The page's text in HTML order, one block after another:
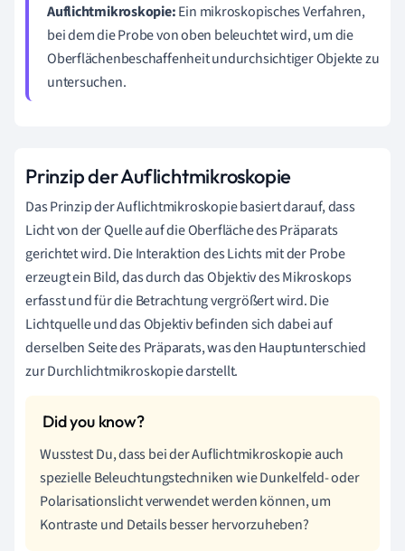
Auflichtmikroskopie:Ein mikroskopisches Verfahren,
bei dem die Probe von oben beleuchtet wird, um die
Oberflächenbeschaffenheit undurchsichtiger Objekte zu
untersuchen.
Prinzip der Auflichtmikroskopie
Das Prinzip der Auflichtmikroskopie basiert darauf, dass
Licht von der Quelle auf die Oberfläche des Präparats
gerichtet wird. Die Interaktion des Lichts mit der Probe
erzeugt ein Bild, das durch das Objektiv des Mikroskops
erfasst und für die Betrachtung vergrößert wird. Die
Lichtquelle und das Objektiv befinden sich dabei auf
derselben Seite des Präparats, was den Hauptunterschied
zur Durchlichtmikroskopie darstellt.
Wusstest Du, dass bei der Auflichtmikroskopie auch
spezielle Beleuchtungstechniken wie Dunkelfeld- oder
Polarisationslicht verwendet werden können, um
Kontraste und Details besser hervorzuheben?